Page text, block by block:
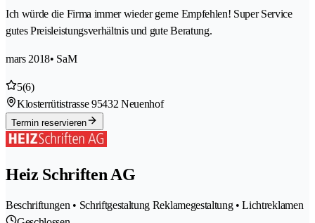
Ich würde die Firma immer wieder gerne Empfehlen! Super Service
gutes Preisleistungsverhältnis und gute Beratung.
mars 2018• SaM
5(6)
Klosterrütistrasse 95432 Neuenhof
Termin reservieren
Heiz Schriften AG
Beschriftungen • Schriftgestaltung Reklamegestaltung • Lichtreklamen